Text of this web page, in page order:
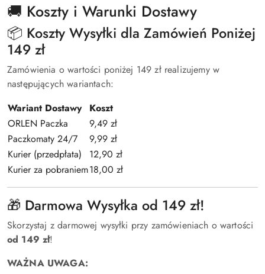
🚚 Koszty i Warunki Dostawy
📦 Koszty Wysyłki dla Zamówień Poniżej
149 zł
Zamówienia o wartości poniżej 149 zł realizujemy w
następujących wariantach:
Wariant Dostawy
Koszt
ORLEN Paczka
9,49 zł
Paczkomaty 24/7
9,99 zł
Kurier (przedpłata)
12,90 zł
Kurier za pobraniem18,00 zł
🎁 Darmowa Wysyłka od 149 zł!
Skorzystaj z darmowej wysyłki przy zamówieniach o wartości
od 149 zł!
WAŻNA UWAGA: